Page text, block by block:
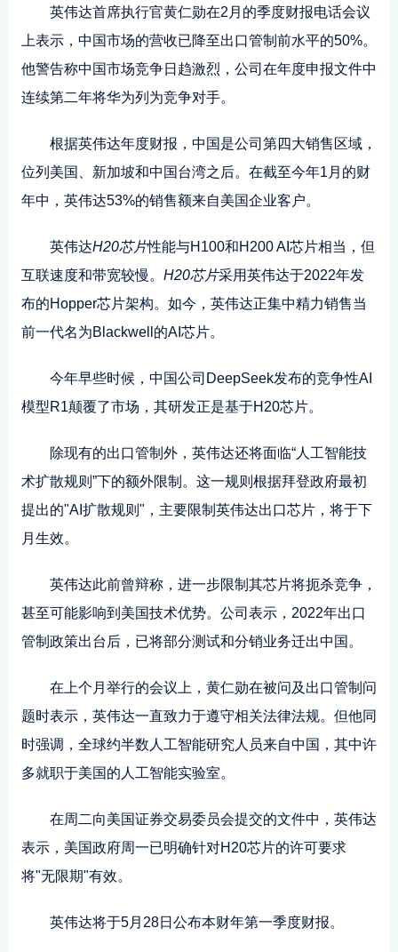
英伟达首席执行官黄仁勋在2月的季度财报电话会议
上表示，中国市场的营收已降至出口管制前水平的50%。
他警告称中国市场竞争日趋激烈，公司在年度申报文件中
连续第二年将华为列为竞争对手。
根据英伟达年度财报，中国是公司第四大销售区域，
位列美国、新加坡和中国台湾之后。在截至今年1月的财
年中，英伟达53%的销售额来自美国企业客户。
英伟达H20芯片性能与H100和H200 AI芯片相当，但
互联速度和带宽较慢。 H20芯片采用英伟达于2022年发
布的Hopper芯片架构。如今，英伟达正集中精力销售当
前一代名为Blackwell的AI芯片。
今年早些时候，中国公司DeepSeek发布的竞争性AI
模型R1颠覆了市场，其研发正是基于H20芯片。
除现有的出口管制外，英伟达还将面临“人工智能技
术扩散规则”下的额外限制。这一规则根据拜登政府最初
提出的"AI扩散规则"，主要限制英伟达出口芯片，将于下
月生效。
英伟达此前曾辩称，进一步限制其芯片将扼杀竞争，
甚至可能影响到美国技术优势。公司表示，2022年出口
管制政策出台后，已将部分测试和分销业务迁出中国。
在上个月举行的会议上，黄仁勋在被问及出口管制问
题时表示，英伟达一直致力于遵守相关法律法规。但他同
时强调，全球约半数人工智能研究人员来自中国，其中许
多就职于美国的人工智能实验室。
在周二向美国证券交易委员会提交的文件中，英伟达
表示，美国政府周一已明确针对H20芯片的许可要求
将"无限期"有效。
英伟达将于5月28日公布本财年第一季度财报。